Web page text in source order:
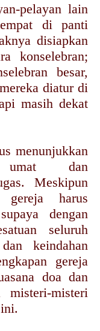
pelayan lain
di panti
disiapkan
konselebran;
besar,
diatur di
masih dekat
menunjukkan
umat dan
Meskipun
harus
dengan
seluruh
keindahan
gereja
doa dan
misteri-misteri